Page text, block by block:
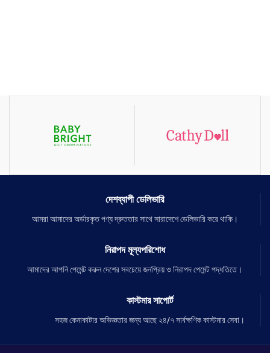
দেশব্যাপী ডেলিভারি
আমরা আমাদের অর্ডারকৃত পণ্য দ্রুততার সাথে সারাদেশে ডেলিভারি করে থাকি।
নিরাপদ মূল্যপরিশোধ
আমাদের আপনি পেমেন্ট করুন দেশের সবচেয়ে জনপ্রিয় ও নিরাপদ পেমেন্ট পদ্ধতিতে।
কাস্টমার সাপোর্ট
সহজ কেনাকাটার অভিজ্ঞতার জন্য আছে ২৪/৭ সার্বক্ষণিক কাস্টমার সেবা।